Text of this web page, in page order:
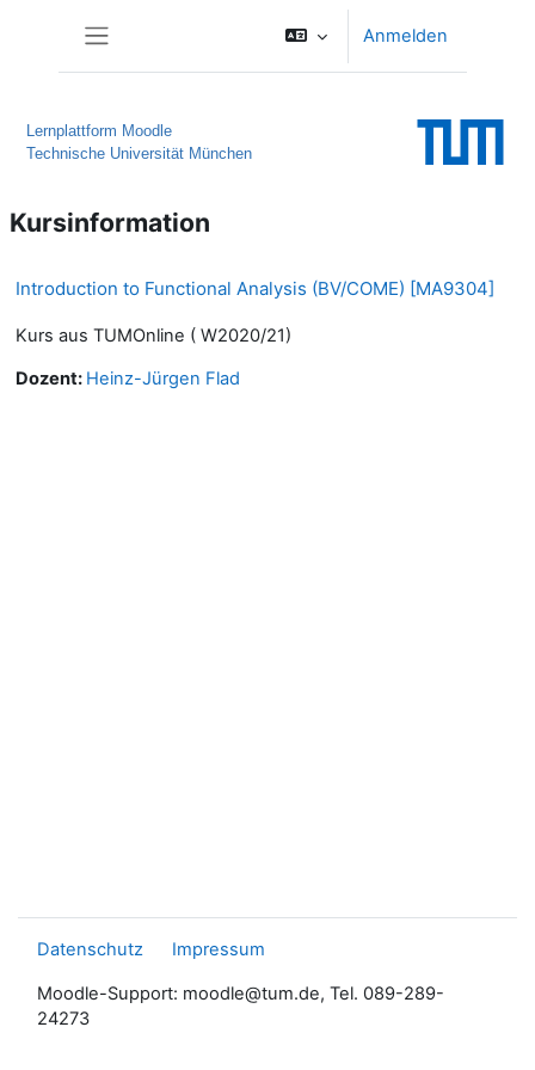
Anmelden
Lernplattform Moodle
Technische Universität München
Kursinformation
Introduction to Functional Analysis (BV/COME) [MA9304]
Kurs aus TUMOnline ( W2020/21)
Dozent: Heinz-Jürgen Flad
Datenschutz Impressum
Moodle-Support: moodle@tum.de, Tel. 089-289-
24273